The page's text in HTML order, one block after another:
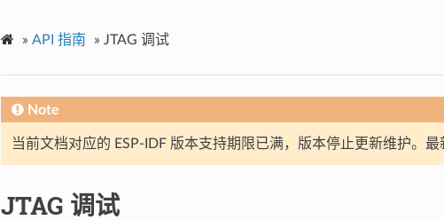
» API 指南 » JTAG 调试
Note
当前文档对应的 ESP-IDF 版本支持期限已满，版本停止更新维护。最
JTAG 调试